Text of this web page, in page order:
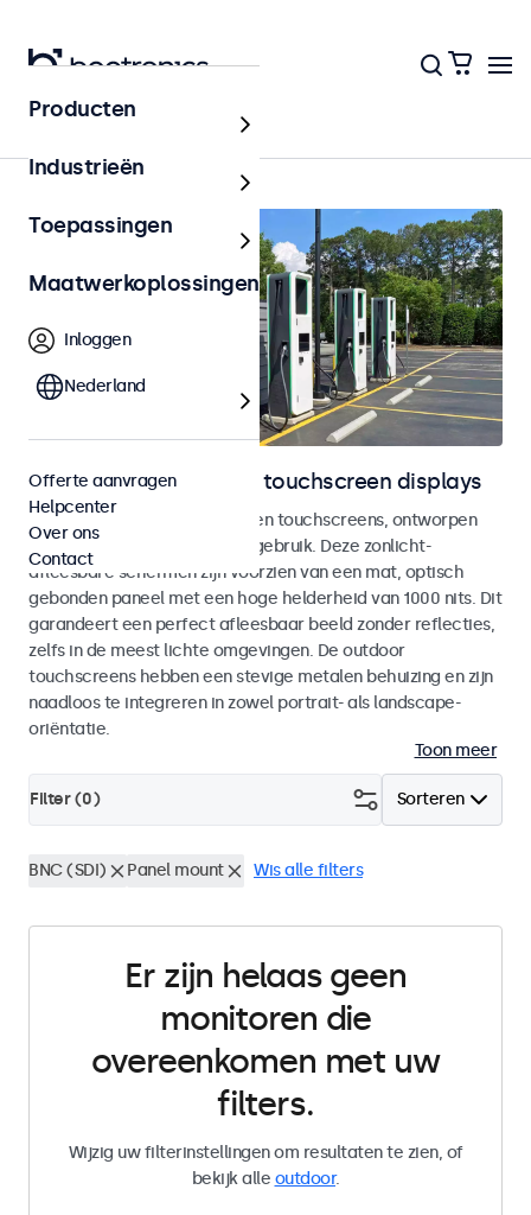
Home
Outdoor monitoren en touchscreen displays
Weersbestendige monitoren en touchscreens, ontworpen
voor zowel binnen- als buitengebruik. Deze zonlicht-
afleesbare schermen zijn voorzien van een mat, optisch
gebonden paneel met een hoge helderheid van 1000 nits. Dit
garandeert een perfect afleesbaar beeld zonder reflecties,
zelfs in de meest lichte omgevingen. De outdoor
touchscreens hebben een stevige metalen behuizing en zijn
naadloos te integreren in zowel portrait- als landscape-
oriëntatie.
Toon meer
Sorteren
Filter (0)
BNC (SDI) Panel mount Wis alle filters
Er zijn helaas geen
monitoren die
overeenkomen met uw
filters.
Wijzig uw filterinstellingen om resultaten te zien, of
bekijk alle outdoor.
Producten
Industrieën
Toepassingen
Maatwerkoplossingen
Inloggen
Nederland
Offerte aanvragen
Helpcenter
Over ons
Contact